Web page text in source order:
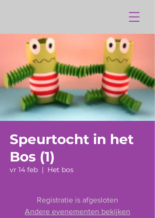
Speurtocht in het
Bos (1)
vr 14 feb
  |
Het bos
Registratie is afgesloten
Andere evenementen bekijken